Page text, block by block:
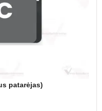
patarėjas)